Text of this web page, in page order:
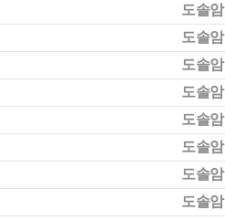
도솔암
도솔암
도솔암
도솔암
도솔암
도솔암
도솔암
도솔암